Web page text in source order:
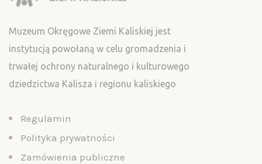
Muzeum Okręgowe Ziemi Kaliskiej jest
instytucją powołaną w celu gromadzenia i
trwałej ochrony naturalnego i kulturowego
dziedzictwa Kalisza i regionu kaliskiego
Regulamin
Polityka prywatności
Zamówienia publiczne